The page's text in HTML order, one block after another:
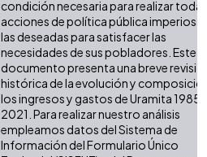
condición necesaria para realizar
acciones de política pública
las deseadas para satisfacer las
necesidades de sus pobladores. Este
documento presenta una breve
histórica de la evolución y
los ingresos y gastos de Uramita 1985 -
2021. Para realizar nuestro análisis
empleamos datos del Sistema de
Información del Formulario Único